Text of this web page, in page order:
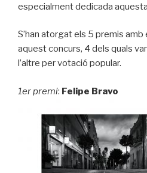
especialment dedicada
S’han atorgat els 5 premis
aquest concurs, 4 dels quals
l’altre per votació popular.
1er premi: Felipe Bravo